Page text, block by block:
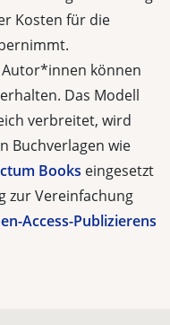
Kosten für die
können
Das Modell
verbreitet, wird
Buchver­lagen wie
Books eingesetzt
zur Vereinfachung
Access-Publizierens